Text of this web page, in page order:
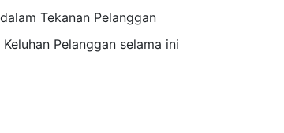
Tekanan Pelanggan
Pelanggan selama ini